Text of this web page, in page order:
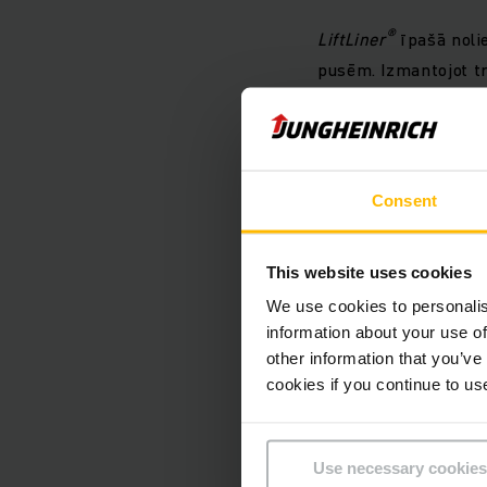
Consent
This website uses cookies
We use cookies to
information about your use
other information that
cookies if you continue to
Use necessary
LiftLiner®īpašā
pusēm. Izmantojot
transportēšanas
un transportlīdzekļu
Kopumā Eiropas
gan rūpnieciskās,
kilogramiem.
risinājumu
350a
izvairoties no